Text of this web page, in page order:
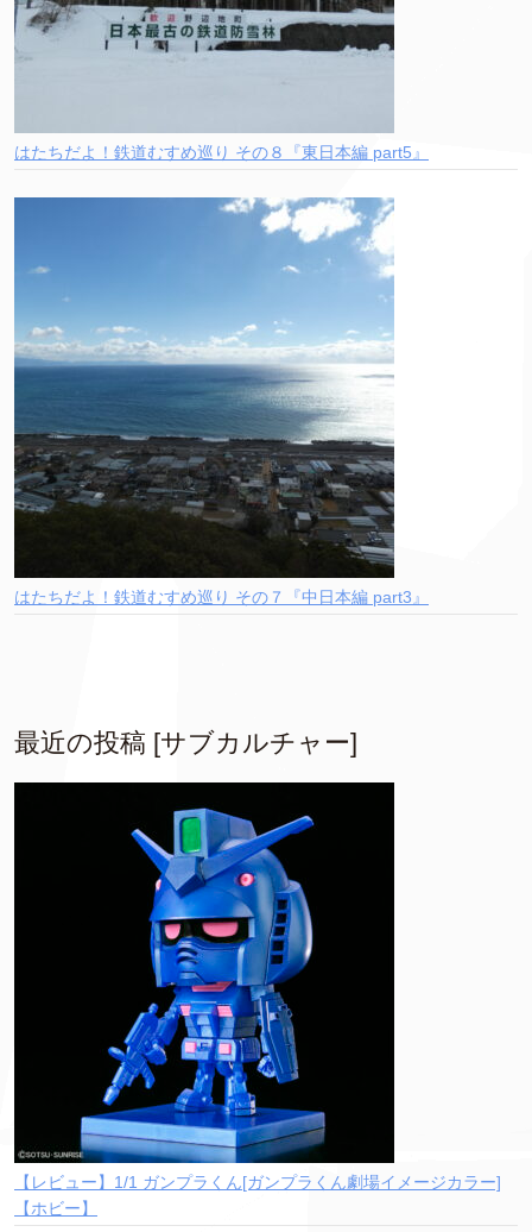
はたちだよ！鉄道むすめ巡り その８『東日本編 part5』
はたちだよ！鉄道むすめ巡り その７『中日本編 part3』
最近の投稿 [サブカルチャー]
【レビュー】1/1 ガンプラくん[ガンプラくん劇場イメージカラー]
【ホビー】